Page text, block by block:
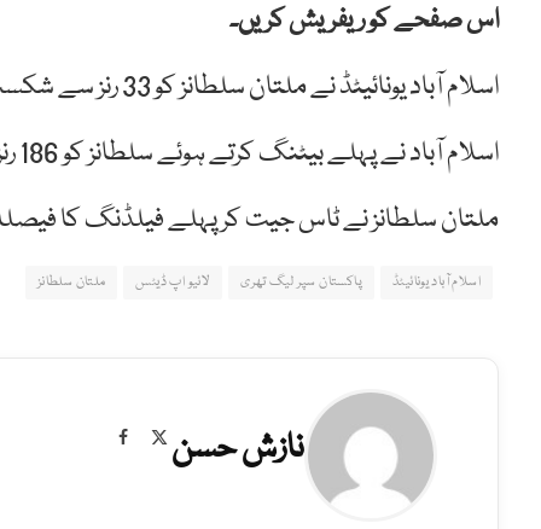
اس صفحے کو ریفریش کریں۔
اسلام آباد یونائیٹڈ نے ملتان سلطانز کو 33 رنز سے شکست دے دی۔
اسلام آباد نے پہلے بیٹنگ کرتے ہوئے سلطانز کو 186 رنز کا ہدف دیا۔
ملتان سلطانز نے ٹاس جیت کر پہلے فیلڈنگ کا
اسلام آباد یونائیٹڈ پاکستان سپر لیگ تھری لائیو اپ ڈیٹس ملتان سلطانز
نازش حسن Facebook